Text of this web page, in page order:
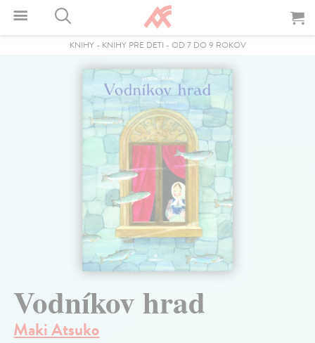
KNIHY- KNIHY PRE DETI - OD 7 DO 9 ROKOV
Vodníkov hrad
Maki Atsuko